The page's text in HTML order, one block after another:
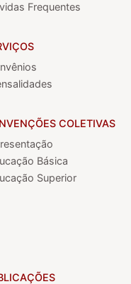
Frequentes
COLETIVAS
Básica
Superior